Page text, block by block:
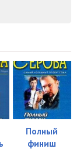
Полный
финиш